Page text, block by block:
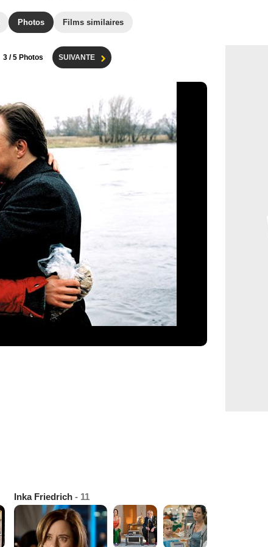
Photos Films similaires
3 / 5 Photos SUIVANTE
Inka Friedrich - 11